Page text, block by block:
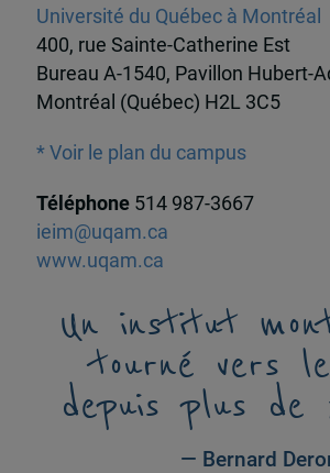
Université du Québec à Montréal
400, rue Sainte-Catherine Est
Bureau A-1540, Pavillon Hubert-
Montréal (Québec) H2L 3C5
* Voir le plan du campus
Téléphone 514 987-3667
ieim@uqam.ca
www.uqam.ca
Un institut
tourné vers
depuis plus de
— Bernard